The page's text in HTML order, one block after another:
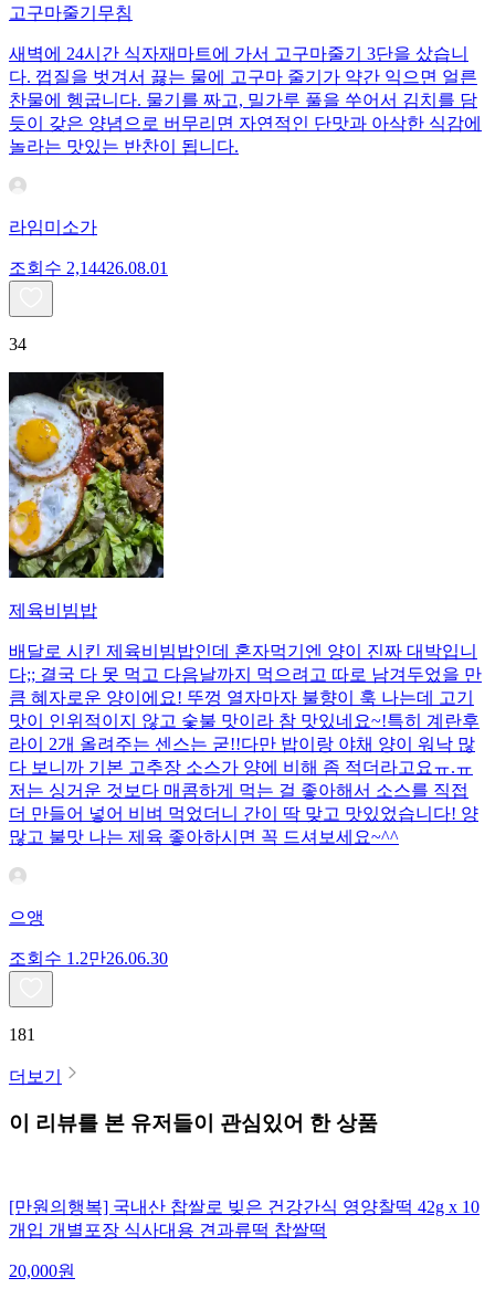
고구마줄기무침
새벽에 24시간 식자재마트에 가서 고구마줄기 3단을 샀습니
다. 껍질을 벗겨서 끓는 물에 고구마 줄기가 약간 익으면 얼른
찬물에 헹굽니다. 물기를 짜고, 밀가루 풀을 쑤어서 김치를 담
듯이 갖은 양념으로 버무리면 자연적인 단맛과 아삭한 식감에
놀라는 맛있는 반찬이 됩니다.
라임미소가
조회수 2,14426.08.01
34
제육비빔밥
배달로 시킨 제육비빔밥인데 혼자먹기엔 양이 진짜 대박입니
다;; 결국 다 못 먹고 다음날까지 먹으려고 따로 남겨두었을 만
큼 혜자로운 양이에요! 뚜껑 열자마자 불향이 훅 나는데 고기
맛이 인위적이지 않고 숯불 맛이라 참 맛있네요~!특히 계란후
라이 2개 올려주는 센스는 굳!! ​다만 밥이랑 야채 양이 워낙 많
다 보니까 기본 고추장 소스가 양에 비해 좀 적더라고요ㅠ.ㅠ
저는 싱거운 것보다 매콤하게 먹는 걸 좋아해서 소스를 직접
더 만들어 넣어 비벼 먹었더니 간이 딱 맞고 맛있었습니다! 양
많고 불맛 나는 제육 좋아하시면 꼭 드셔보세요~^^
으앵
조회수 1.2만26.06.30
181
더보기
이 리뷰를 본 유저들이 관심있어 한 상품
[만원의행복] 국내산 찹쌀로 빚은 건강간식 영양찰떡 42g x 10
개입 개별포장 식사대용 견과류떡 찹쌀떡
20,000원